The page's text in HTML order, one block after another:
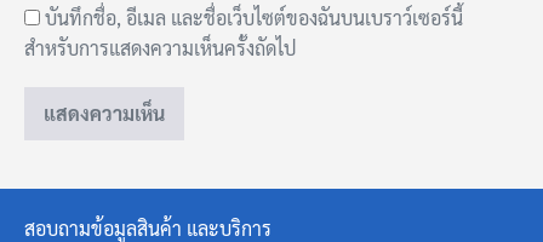
บันทึกชื่อ, อีเมล และชื่อเว็บไซต์ของฉันบนเบราว์เซอร์นี้
สำหรับการแสดงความเห็นครั้งถัดไป
สอบถามข้อมูลสินค้า และบริการ